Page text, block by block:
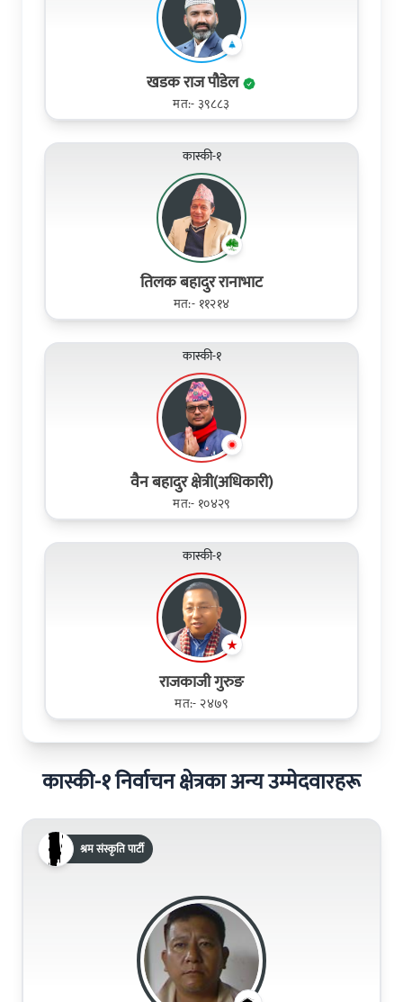
खडक राज पौडेल
मत:- ३९८८३
कास्की-१
तिलक बहादुर रानाभाट
मत:- ११२१४
कास्की-१
वैन बहादुर क्षेत्री(अधिकारी)
मत:- १०४२९
कास्की-१
राजकाजी गुरुङ
मत:- २४७९
कास्की-१ निर्वाचन क्षेत्रका अन्य उम्मेदवारहरू
श्रम संस्कृति पार्टी